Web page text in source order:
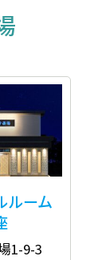
ルーム
1-9-3